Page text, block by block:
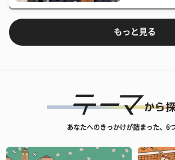
もっと見る
あなたへのきっかけが詰まった、6